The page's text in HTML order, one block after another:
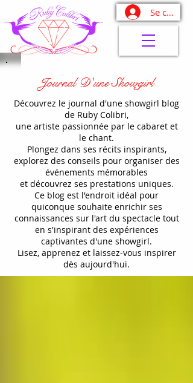
Se
Journal D'une Showgirl
Découvrez le journal d'une showgirl blog
de Ruby Colibri,
une artiste passionnée par le cabaret et
le chant.
Plongez dans ses récits inspirants,
explorez des conseils pour organiser des
événements mémorables
et découvrez ses prestations uniques.
Ce blog est l'endroit idéal pour
quiconque souhaite enrichir ses
connaissances sur l'art du spectacle tout
en s'inspirant des expériences
captivantes d'une showgirl.
Lisez, apprenez et laissez-vous inspirer
dès aujourd'hui.